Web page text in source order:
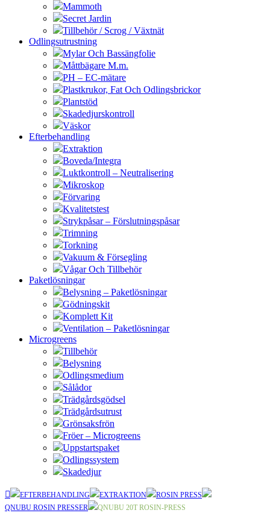
Mammoth
Secret Jardin
Tillbehör / Scrog / Växtnät
Odlingsutrustning
Mylar Och Bassängfolie
Måttbägare M.m.
PH – EC-mätare
Plastkrukor, Fat Och Odlingsbrickor
Plantstöd
Skadedjurskontroll
Väskor
Efterbehandling
Extraktion
Boveda/Integra
Luktkontroll – Neutralisering
Mikroskop
Förvaring
Kvalitetstest
Strykpåsar – Förslutningspåsar
Trimning
Torkning
Vakuum & Försegling
Vågar Och Tillbehör
Paketlösningar
Belysning – Paketlösningar
Gödningskit
Komplett Kit
Ventilation – Paketlösningar
Microgreens
Tillbehör
Belysning
Odlingsmedium
Sålådor
Trädgårdsgödsel
Trädgårdsutrust
Grönsaksfrön
Fröer – Microgreens
Uppstartspaket
Odlingssystem
Skadedjur
EFTERBEHANDLING EXTRAKTION
ROSIN PRESS
QNUBU ROSIN PRESSER
QNUBU 20T ROSIN-PRESS